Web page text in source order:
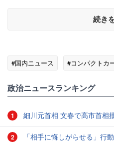
続き
#国内ニュース #コンパクトカ
政治ニュースランキング
1 細川元首相 文春で高市首相
2 「相手に悔しがらせる」行